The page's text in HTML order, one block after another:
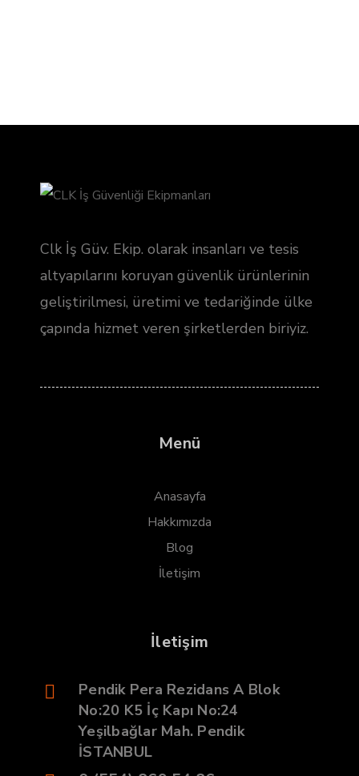
Clk İş Güv. Ekip. olarak insanları ve tesis
altyapılarını koruyan güvenlik ürünlerinin
geliştirilmesi, üretimi ve tedariğinde ülke
çapında hizmet veren şirketlerden biriyiz.
Menü
Anasayfa
Hakkımızda
Blog
İletişim
İletişim
Pendik Pera Rezidans A Blok
No:20 K5 İç Kapı No:24
Yeşilbağlar Mah. Pendik
İSTANBUL